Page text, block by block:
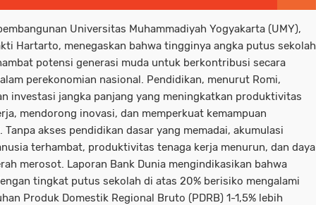
Universitas Muhammadiyah Yogyakarta (UMY),
Hartarto, menegaskan bahwa tingginya angka putus sekolah
potensi generasi muda untuk berkontribusi secara
perekonomian nasional. Pendidikan, menurut Romi,
investasi jangka panjang yang meningkatkan produktivitas
mendorong inovasi, dan memperkuat kemampuan
Tanpa akses pendidikan dasar yang memadai, akumulasi
terhambat, produktivitas tenaga kerja menurun, dan daya
merosot. Laporan Bank Dunia mengindikasikan bahwa
tingkat putus sekolah di atas 20% berisiko mengalami
Produk Domestik Regional Bruto (PDRB) 1-1,5% lebih